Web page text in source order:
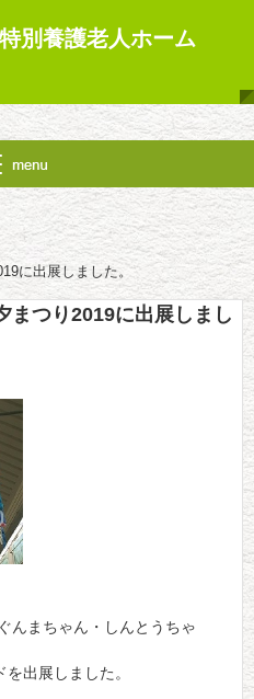
別養護老人ホーム
に出展しました。
まつり2019に出展しまし
んまちゃん・しんとうちゃ
出展しました。